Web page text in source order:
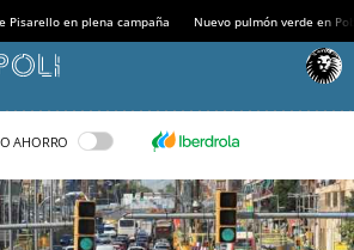
Pisarello en plena campaña Nuevo pulmón verde en
AHORRO